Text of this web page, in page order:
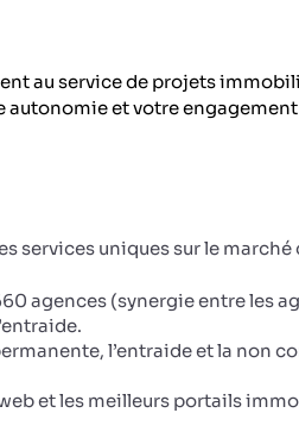
au service de projets
autonomie et votre
services uniques sur le
agences (synergie entre les
l’entraide et la non
et les meilleurs portails